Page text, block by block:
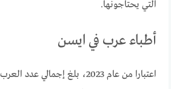
التي يحتاجونها.
أطباء عرب في ايسن
اعتبارا من عام 2023، بلغ إجمالي